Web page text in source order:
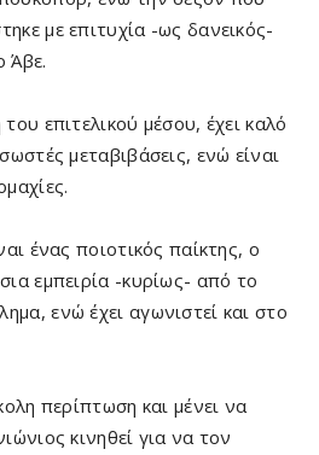
με επιτυχία -ως δανεικός-
Άβε.
επιτελικού μέσου, έχει καλό
μεταβιβάσεις, ενώ είναι
ένας ποιοτικός παίκτης, ο
εμπειρία -κυρίως- από το
ενώ έχει αγωνιστεί και στο
περίπτωση και μένει να
κινηθεί για να τον